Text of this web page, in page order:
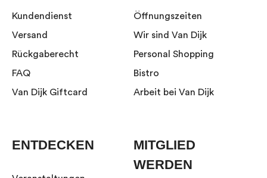
Kundendienst
Versand
Rückgaberecht
FAQ
Van Dijk Giftcard
Öffnungszeiten
Wir sind Van Dijk
Personal Shopping
Bistro
Arbeit bei Van Dijk
ENTDECKEN
MITGLIED
WERDEN